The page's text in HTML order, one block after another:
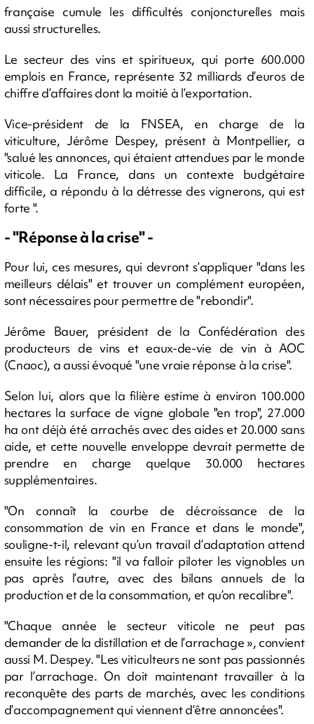
française cumule les difficultés conjoncturelles mais
aussi structurelles.
Le secteur des vins et spiritueux, qui porte 600.000
emplois en France, représente 32 milliards d’euros de
chiffre d’affaires dont la moitié à l’exportation.
Vice-président de la FNSEA, en charge de la
viticulture, Jérôme Despey, présent à Montpellier, a
"salué les annonces, qui étaient attendues par le monde
viticole. La France, dans un contexte budgétaire
difficile, a répondu à la détresse des vignerons, qui est
forte ".
- "Réponse à la crise" -
Pour lui, ces mesures, qui devront s’appliquer "dans les
meilleurs délais" et trouver un complément européen,
sont nécessaires pour permettre de "rebondir".
Jérôme Bauer, président de la Confédération des
producteurs de vins et eaux-de-vie de vin à AOC
(Cnaoc), a aussi évoqué "une vraie réponse à la crise".
Selon lui, alors que la filière estime à environ 100.000
hectares la surface de vigne globale "en trop", 27.000
ha ont déjà été arrachés avec des aides et 20.000 sans
aide, et cette nouvelle enveloppe devrait permette de
prendre en charge quelque 30.000 hectares
supplémentaires.
"On connaît la courbe de décroissance de la
consommation de vin en France et dans le monde",
souligne-t-il, relevant qu’un travail d’adaptation attend
ensuite les régions: "il va falloir piloter les vignobles un
pas après l’autre, avec des bilans annuels de la
production et de la consommation, et qu’on recalibre".
"Chaque année le secteur viticole ne peut pas
demander de la distillation et de l’arrachage », convient
aussi M. Despey. "Les viticulteurs ne sont pas passionnés
par l’arrachage. On doit maintenant travailler à la
reconquête des parts de marchés, avec les conditions
d’accompagnement qui viennent d’être annoncées".